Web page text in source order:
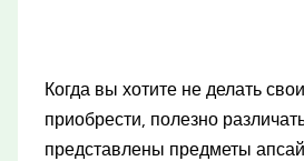
Когда вы хотите не делать
приобрести, полезно
представлены предметы